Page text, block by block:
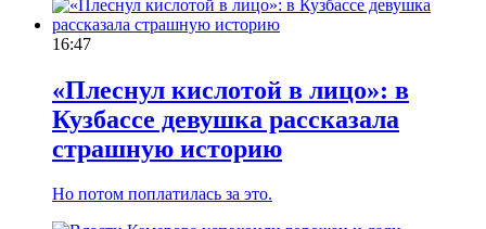
16:47
«Плеснул кислотой в лицо»: в
Кузбассе девушка рассказала
страшную историю
Но потом поплатилась за это.